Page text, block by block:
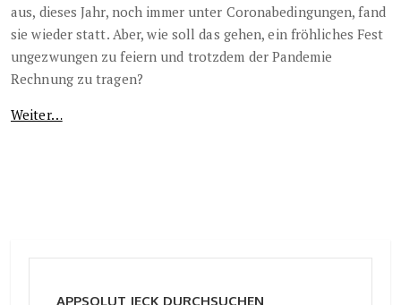
aus, dieses Jahr, noch immer unter Coronabedingungen, fand
sie wieder statt. Aber, wie soll das gehen, ein fröhliches Fest
ungezwungen zu feiern und trotzdem der Pandemie
Rechnung zu tragen?
Weiter…
APPSOLUT JECK DURCHSUCHEN